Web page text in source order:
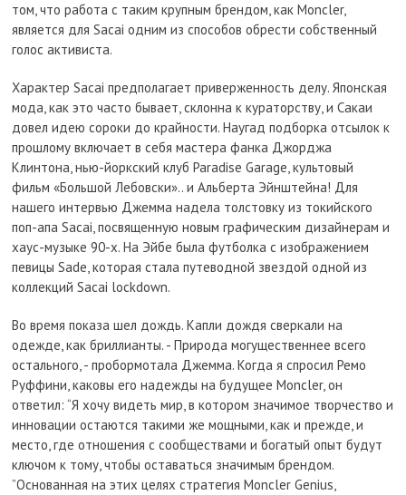
том, что работа с таким крупным брендом, как Moncler,
является для Sacai одним из способов обрести собственный
голос активиста.
Характер Sacai предполагает приверженность делу. Японская
мода, как это часто бывает, склонна к кураторству, и Сакаи
довел идею сороки до крайности. Наугад подборка отсылок к
прошлому включает в себя мастера фанка Джорджа
Клинтона, нью-йоркский клуб Paradise Garage, культовый
фильм «Большой Лебовски».. и Альберта Эйнштейна! Для
нашего интервью Джемма надела толстовку из токийского
поп-апа Sacai, посвященную новым графическим дизайнерам и
хаус-музыке 90-х. На Эйбе была футболка с изображением
певицы Sade, которая стала путеводной звездой одной из
коллекций Sacai lockdown.
Во время показа шел дождь. Капли дождя сверкали на
одежде, как бриллианты. - Природа могущественнее всего
остального, - пробормотала Джемма. Когда я спросил Ремо
Руффини, каковы его надежды на будущее Moncler, он
ответил: “Я хочу видеть мир, в котором значимое творчество и
инновации остаются такими же мощными, как и прежде, и
место, где отношения с сообществами и богатый опыт будут
ключом к тому, чтобы оставаться значимым брендом.
”Основанная на этих целях стратегия Moncler Genius,